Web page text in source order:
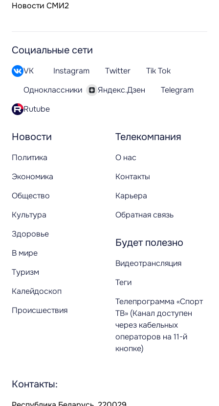
Новости СМИ2
Новости
Политика
Экономика
Общество
Культура
Здоровье
В мире
Туризм
Калейдоскоп
Происшествия
Телекомпания
О нас
Контакты
Карьера
Обратная связь
Будет полезно
Видеотрансляция
Теги
Телепрограмма «Спорт
ТВ» (Канал доступен
через кабельных
операторов на 11-й
кнопке)
Социальные сети
VK Instagram Twitter
Tik Tok
Одноклассники
Яндекс.Дзен
Telegram
Rutube
Контакты: